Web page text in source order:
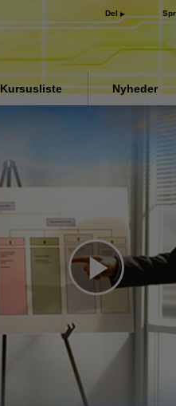
Del
Kursusliste
ved sygdomme og
grundlag
til undertrykkelse
dynamikker
Nyheder
Play
Video